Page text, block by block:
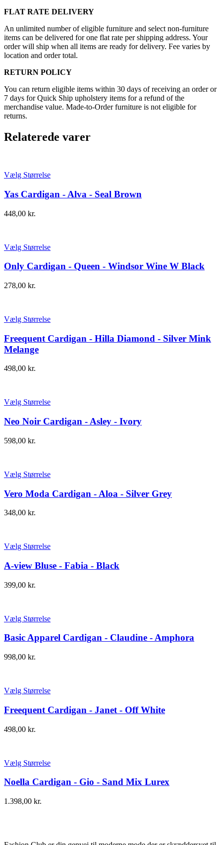
FLAT RATE DELIVERY
An unlimited number of eligible furniture and select non-furniture
items can be delivered for one flat rate per shipping address. Your
order will ship when all items are ready for delivery. Fee varies by
location and order total.
RETURN POLICY
You can return eligible items within 30 days of receiving an order or
7 days for Quick Ship upholstery items for a refund of the
merchandise value. Made-to-Order furniture is not eligible for
returns.
Relaterede varer
Vælg Størrelse
Yas Cardigan - Alva - Seal Brown
448,00 kr.
Vælg Størrelse
Only Cardigan - Queen - Windsor Wine W Black
278,00 kr.
Vælg Størrelse
Freequent Cardigan - Hilla Diamond - Silver Mink
Melange
498,00 kr.
Vælg Størrelse
Neo Noir Cardigan - Asley - Ivory
598,00 kr.
Vælg Størrelse
Vero Moda Cardigan - Aloa - Silver Grey
348,00 kr.
Vælg Størrelse
A-view Bluse - Fabia - Black
399,00 kr.
Vælg Størrelse
Basic Apparel Cardigan - Claudine - Amphora
998,00 kr.
Vælg Størrelse
Freequent Cardigan - Janet - Off White
498,00 kr.
Vælg Størrelse
Noella Cardigan - Gio - Sand Mix Lurex
1.398,00 kr.